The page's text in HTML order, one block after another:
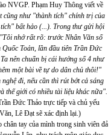
NVGP. Phạm Huy Thông viết về
cũng như "thành tích" chính trị của
bất hảo (...). Trong thư gửi hội
nhớ rất rõ: trước Nhân Văn số
Toản, lần đầu tiên Trần Đức
nên chuẩn bị cái hướng số 4 như
một bài về tự do dân chủ thôi!"
đi, nếu cần thì rút bớt cả sáng
thế giới có nhiều tài liệu khác nữa".
Đức Thảo trực tiếp và chủ yếu
Lê Đạt sẽ xác định lại.)
chân tay của mình trong sinh viên đả